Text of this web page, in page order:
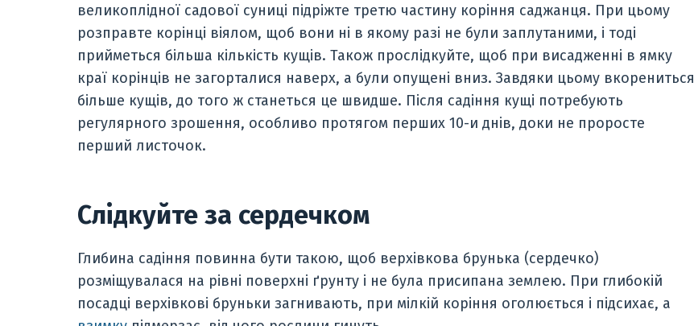
великоплідної садової суниці підріжте третю частину коріння саджанця. При цьому
розправте корінці віялом, щоб вони ні в якому разі не були заплутаними, і тоді
прийметься більша кількість кущів. Також прослідкуйте, щоб при висадженні в ямку
краї корінців не загорталися наверх, а були опущені вниз. Завдяки цьому вкорениться
більше кущів, до того ж станеться це швидше. Після садіння кущі потребують
регулярного зрошення, особливо протягом перших 10-и днів, доки не проросте
перший листочок.
Слідкуйте за сердечком
Глибина садіння повинна бути такою, щоб верхівкова брунька (сердечко)
розміщувалася на рівні поверхні ґрунту і не була присипана землею. При глибокій
посадці верхівкові бруньки загнивають, при мілкій коріння оголюється і підсихає, а